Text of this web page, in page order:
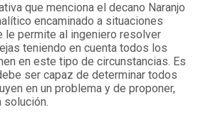
que menciona el decano Naranjo
encaminado a situaciones
le permite al ingeniero resolver
teniendo en cuenta todos los
en este tipo de circunstancias. Es
ser capaz de determinar todos
en un problema y de proponer,
solución.